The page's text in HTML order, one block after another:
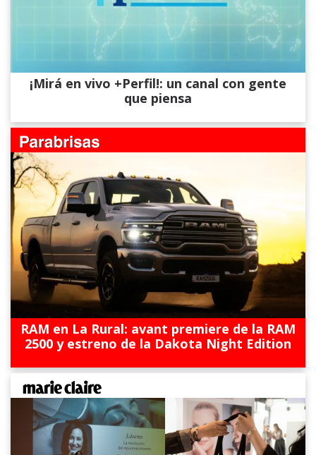
¡Mirá en vivo +Perfil!: un canal con gente
que piensa
RAM en La Rural: avant premiere de la RAM
2500 y estreno de la Dakota Night Edition